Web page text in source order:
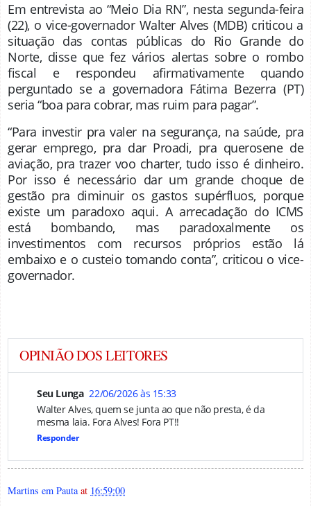
Em entrevista ao “Meio Dia RN”, nesta segunda-feira
(22), o vice-governador Walter Alves (MDB) criticou a
situação das contas públicas do Rio Grande do
Norte, disse que fez vários alertas sobre o rombo
fiscal e respondeu afirmativamente quando
perguntado se a governadora Fátima Bezerra (PT)
seria “boa para cobrar, mas ruim para pagar”.
“Para investir pra valer na segurança, na saúde, pra
gerar emprego, pra dar Proadi, pra querosene de
aviação, pra trazer voo charter, tudo isso é dinheiro.
Por isso é necessário dar um grande choque de
gestão pra diminuir os gastos supérfluos, porque
existe um paradoxo aqui. A arrecadação do ICMS
está bombando, mas paradoxalmente os
investimentos com recursos próprios estão lá
embaixo e o custeio tomando conta”, criticou o vice-
governador.
OPINIÃO DOS LEITORES
Seu Lunga 22/06/2026 às 15:33
Walter Alves, quem se junta ao que não presta, é da
mesma laia. Fora Alves! Fora PT!!
Responder
Martins em Pauta at 16:59:00